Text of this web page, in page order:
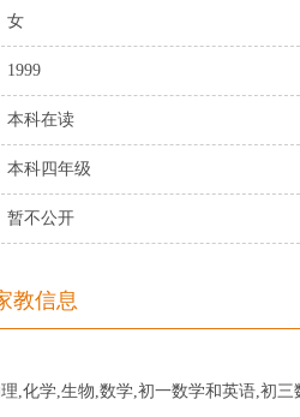
女
1999
本科在读
本科四年级
暂不公开
教信息
,化学,生物,数学,初一数学和英语,初